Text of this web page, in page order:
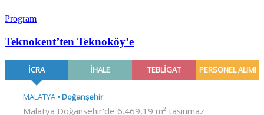
Program
Teknokent’ten Teknoköy’e